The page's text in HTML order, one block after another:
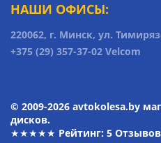
НАШИ ОФИСЫ:
220062, г. Минск, ул.
+375 (29) 357-37-02 Velcom
© 2009-2026 avtokolesa.by
дисков.
★★★★★ Рейтинг: 5